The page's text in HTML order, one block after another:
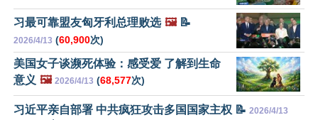
习最可靠盟友匈牙利总理败选 🖼️📝
2026/4/13 (60,900次)
美国女子谈濒死体验：感受爱 了解到生命
意义 🖼️ 2026/4/13 (68,577次)
习近平亲自部署 中共疯狂攻击多国国家主权 📝 2026/4/13